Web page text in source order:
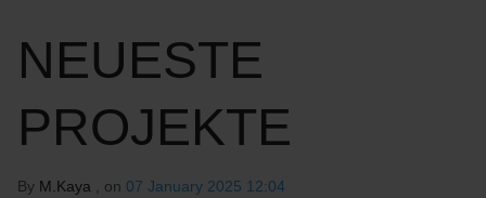
NEUESTE
PROJEKTE
By M.Kaya , on 07 January 2025 12:04